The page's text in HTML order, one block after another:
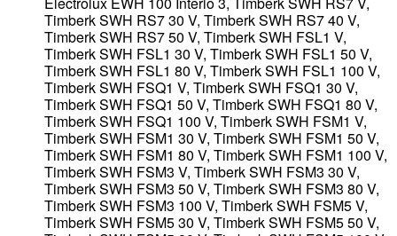
Timberk SWH RS7 30 V, Timberk SWH RS7 40 V,
Timberk SWH RS7 50 V, Timberk SWH FSL1 V,
Timberk SWH FSL1 30 V, Timberk SWH FSL1 50 V,
Timberk SWH FSL1 80 V, Timberk SWH FSL1 100 V,
Timberk SWH FSQ1 V, Timberk SWH FSQ1 30 V,
Timberk SWH FSQ1 50 V, Timberk SWH FSQ1 80 V,
Timberk SWH FSQ1 100 V, Timberk SWH FSM1 V,
Timberk SWH FSM1 30 V, Timberk SWH FSM1 50 V,
Timberk SWH FSM1 80 V, Timberk SWH FSM1 100 V,
Timberk SWH FSM3 V, Timberk SWH FSM3 30 V,
Timberk SWH FSM3 50 V, Timberk SWH FSM3 80 V,
Timberk SWH FSM3 100 V, Timberk SWH FSM5 V,
Timberk SWH FSM5 30 V, Timberk SWH FSM5 50 V,